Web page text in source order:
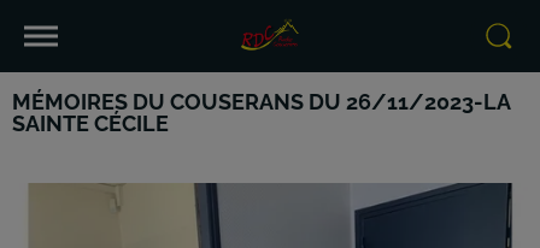
MÉMOIRES DU COUSERANS DU 26/11/2023-LA
SAINTE CÉCILE